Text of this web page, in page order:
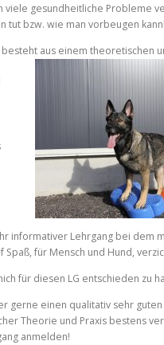
viele gesundheitliche Probleme
tut bzw. wie man vorbeugen kann!
aus einem theoretischen
informativer Lehrgang bei dem
Spaß, für Mensch und Hund,
für diesen LG entschieden zu
gerne einen qualitativ sehr
Theorie und Praxis bestens
anmelden!